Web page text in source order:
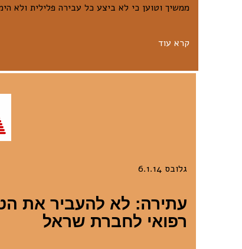
ממשיך וטוען כי לא ביצע כל עבירה פלילית ולא
קרא עוד
גלובס 6.1.14
עתירה: לא להעביר את
רפואי לחברת שראל